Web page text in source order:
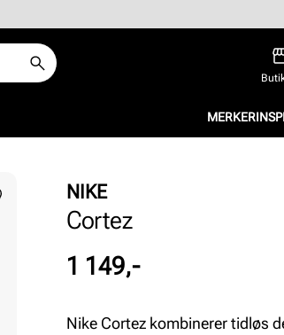
MERKER
NIKE
Cortez
Pris
1 149,-
Nike Cortez kombinerer tidløs